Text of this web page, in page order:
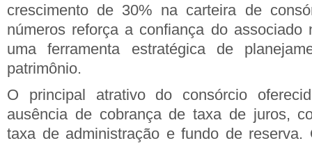
crescimento de 30% na carteira de
números reforça a confiança do associado
uma ferramenta estratégica de
patrimônio.
O principal atrativo do consórcio
ausência de cobrança de taxa de juros,
taxa de administração e fundo de reserva.